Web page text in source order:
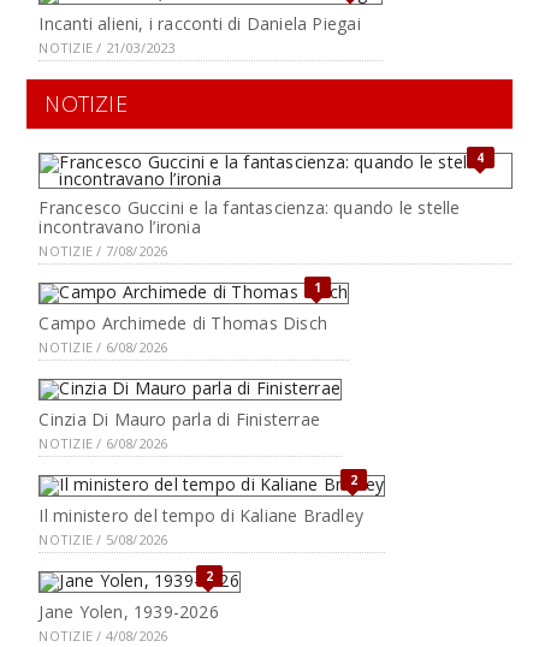
Incanti alieni, i racconti di Daniela Piegai
NOTIZIE / 21/03/2023
NOTIZIE
4
Francesco Guccini e la fantascienza: quando le stelle
incontravano l’ironia
NOTIZIE / 7/08/2026
1
Campo Archimede di Thomas Disch
NOTIZIE / 6/08/2026
Cinzia Di Mauro parla di Finisterrae
NOTIZIE / 6/08/2026
2
Il ministero del tempo di Kaliane Bradley
NOTIZIE / 5/08/2026
2
Jane Yolen, 1939-2026
NOTIZIE / 4/08/2026